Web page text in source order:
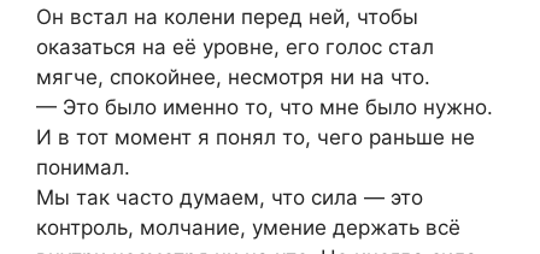
Он встал на колени перед ней, чтобы
оказаться на её уровне, его голос стал
мягче, спокойнее, несмотря ни на что.
— Это было именно то, что мне было нужно.
И в тот момент я понял то, чего раньше не
понимал.
Мы так часто думаем, что сила — это
контроль, молчание, умение держать всё